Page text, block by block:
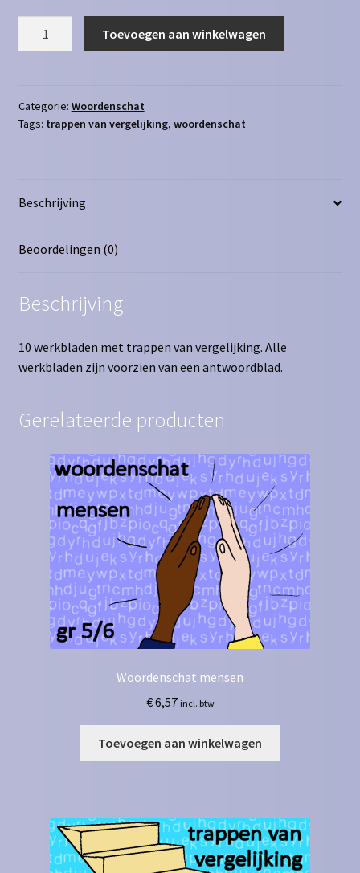
1
aantal
Toevoegen aan winkelwagen
Categorie: Woordenschat
Tags: trappen van vergelijking, woordenschat
Beschrijving
Beoordelingen (0)
Beschrijving
10 werkbladen met trappen van vergelijking. Alle
werkbladen zijn voorzien van een antwoordblad.
Gerelateerde producten
Woordenschat mensen
€6,57 incl. btw
Toevoegen aan winkelwagen